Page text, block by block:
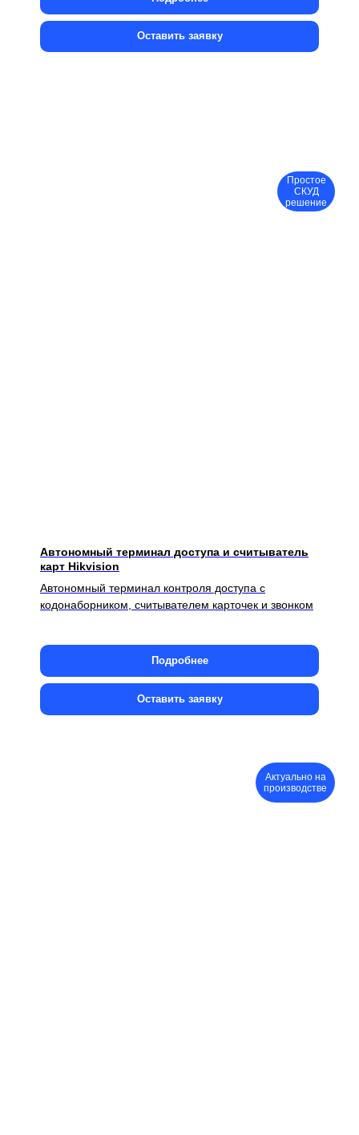
Оставить заявку
Простое
СКУД
решение
Автономный терминал доступа и считыватель
карт Hikvision
Автономный терминал контроля доступа с
кодонаборником, считывателем карточек и звонком
Подробнее
Оставить заявку
Актуально на
производстве